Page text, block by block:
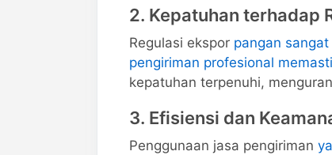
2. Kepatuhan terhadap
Regulasi ekspor pangan
pengiriman profesional
kepatuhan terpenuhi,
3. Efisiensi dan
Penggunaan jasa pengiriman